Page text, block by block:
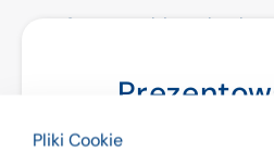
Stan po zabiegach
Urazy i uszkodzenia
Odciążenie stawu
stronie
Pliki Cookie